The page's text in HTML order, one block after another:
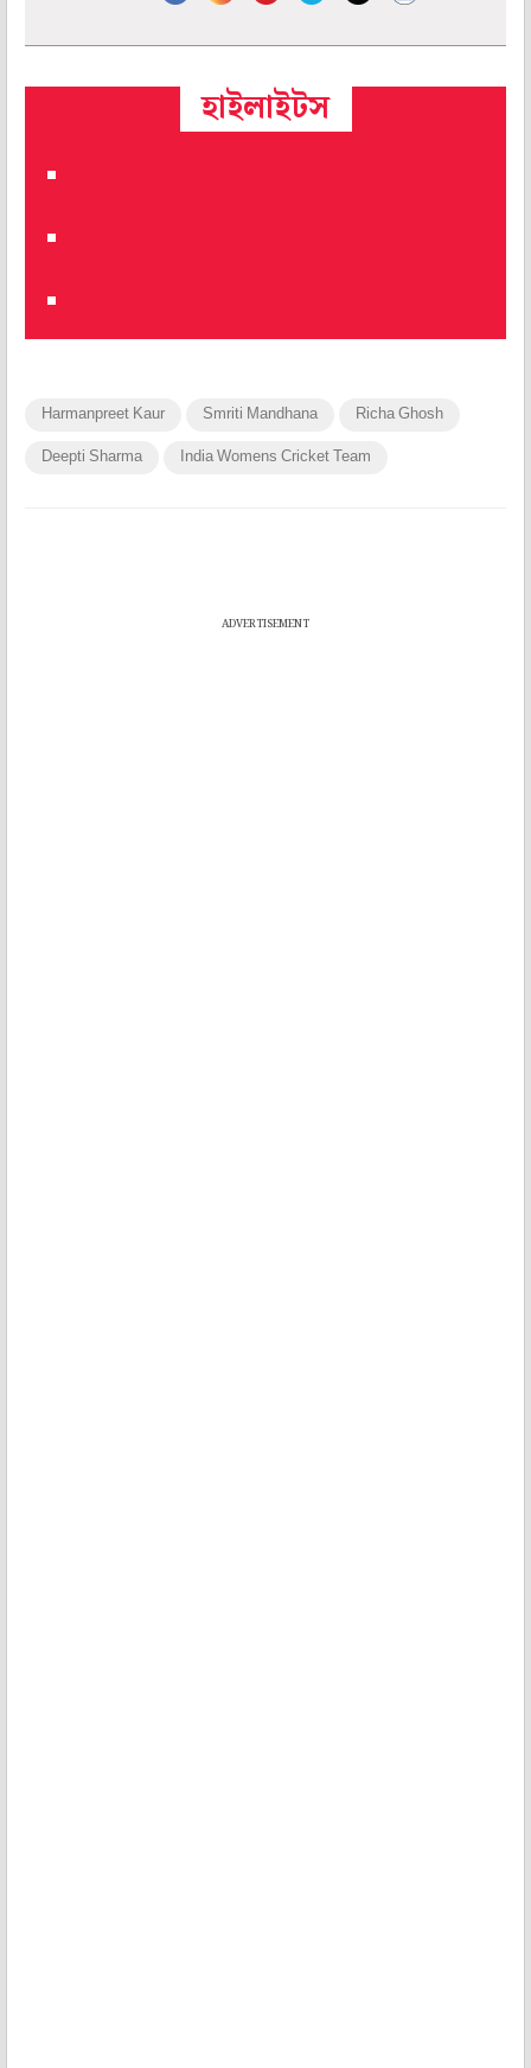
হাইলাইটস
Harmanpreet Kaur Smriti Mandhana Richa Ghosh
Deepti Sharma India Womens Cricket Team
ADVERTISEMENT